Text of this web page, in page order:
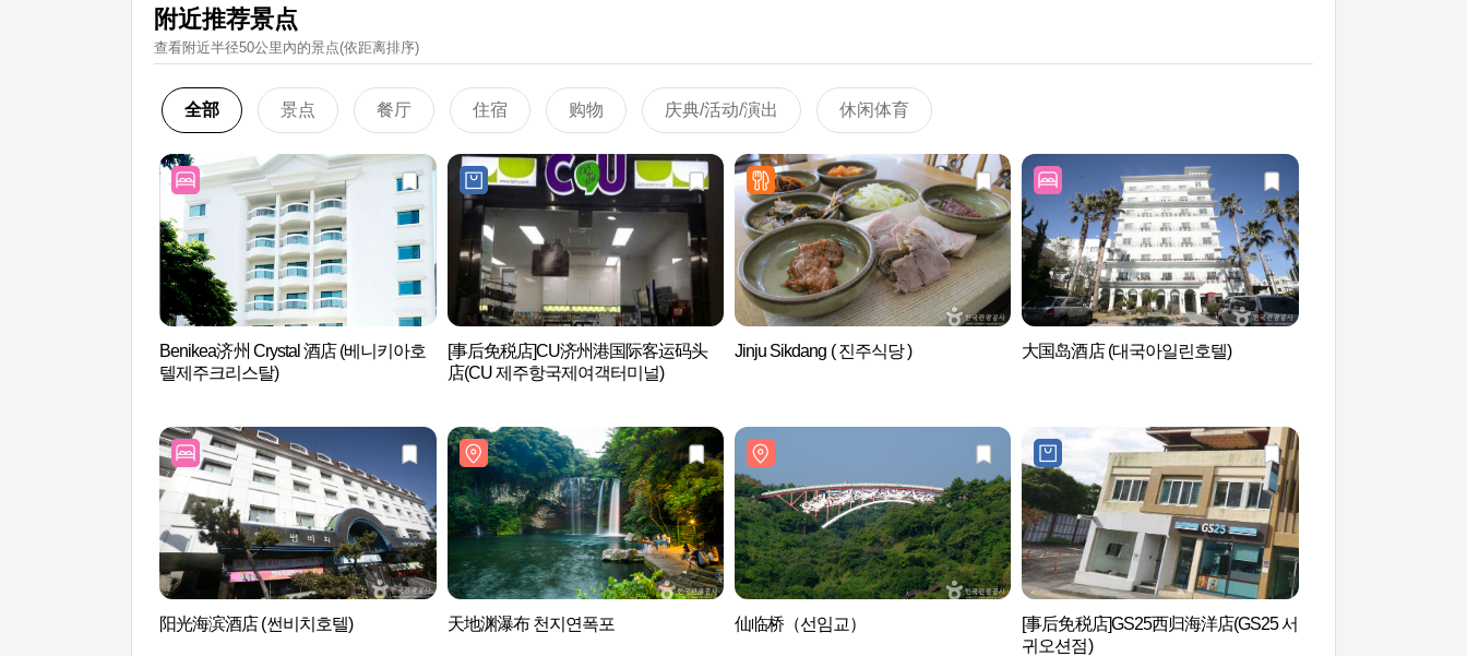
附近推荐景点
查看附近半径50公里內的景点(依距离排序)
全部 景点 餐厅 住宿 购物 庆典/活动/演出 休闲体育
Benikea济州 Crystal 酒店 (베니키아호
텔제주크리스탈)
[事后免税店]CU济州港国际客运码头
店(CU 제주항국제여객터미널)
Jinju Sikdang ( 진주식당 ) 大国岛酒店 (대국아일린호텔)
阳光海滨酒店 (썬비치호텔) 天地渊瀑布 천지연폭포 仙临桥（선임교）
[事后免税店]GS25西归海洋店(GS25 서
귀오션점)